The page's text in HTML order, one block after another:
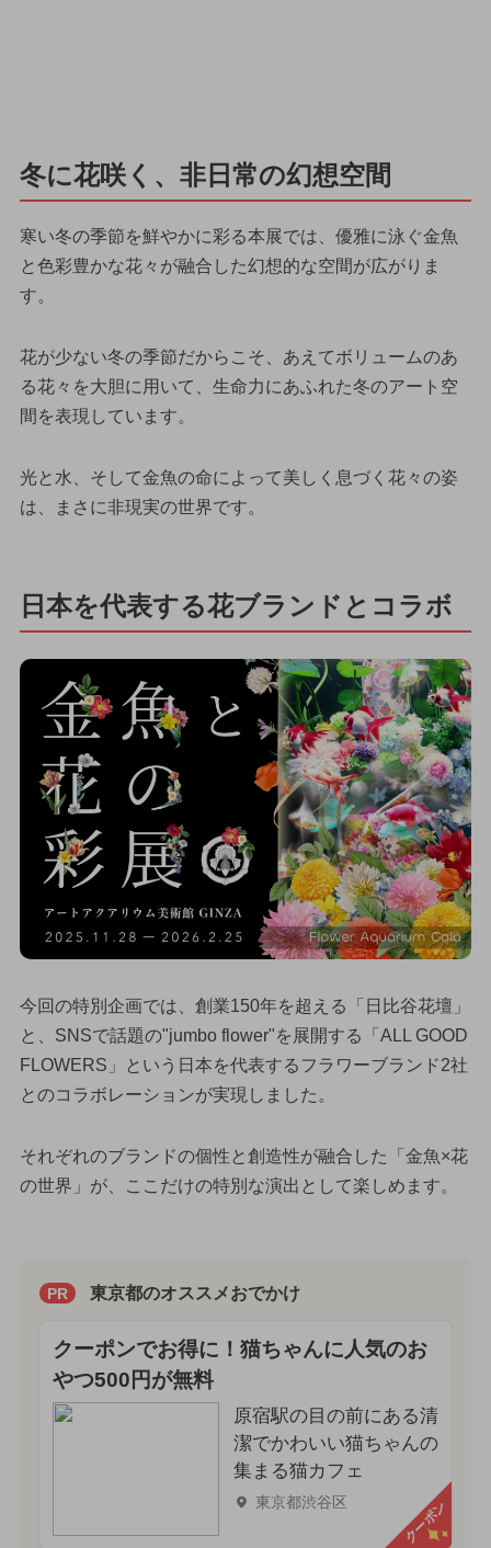
冬に花咲く、非日常の幻想空間
寒い冬の季節を鮮やかに彩る本展では、優雅に泳ぐ金魚
と色彩豊かな花々が融合した幻想的な空間が広がりま
す。
花が少ない冬の季節だからこそ、あえてボリュームのあ
る花々を大胆に用いて、生命力にあふれた冬のアート空
間を表現しています。
光と水、そして金魚の命によって美しく息づく花々の姿
は、まさに非現実の世界です。
日本を代表する花ブランドとコラボ
今回の特別企画では、創業150年を超える「日比谷花壇」
と、SNSで話題の"jumbo flower"を展開する「ALL GOOD
FLOWERS」という日本を代表するフラワーブランド2社
とのコラボレーションが実現しました。
それぞれのブランドの個性と創造性が融合した「金魚×花
の世界」が、ここだけの特別な演出として楽しめます。
PR 東京都のオススメおでかけ
クーポンでお得に！猫ちゃんに人気のお
やつ500円が無料
原宿駅の目の前にある清
潔でかわいい猫ちゃんの
集まる猫カフェ
東京都渋谷区 クーポン